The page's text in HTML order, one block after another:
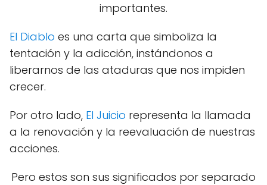
importantes.
El Diablo es una carta que simboliza la
tentación y la adicción, instándonos a
liberarnos de las ataduras que nos impiden
crecer.
Por otro lado, El Juicio representa la llamada
a la renovación y la reevaluación de nuestras
acciones.
Pero estos son sus significados por separado